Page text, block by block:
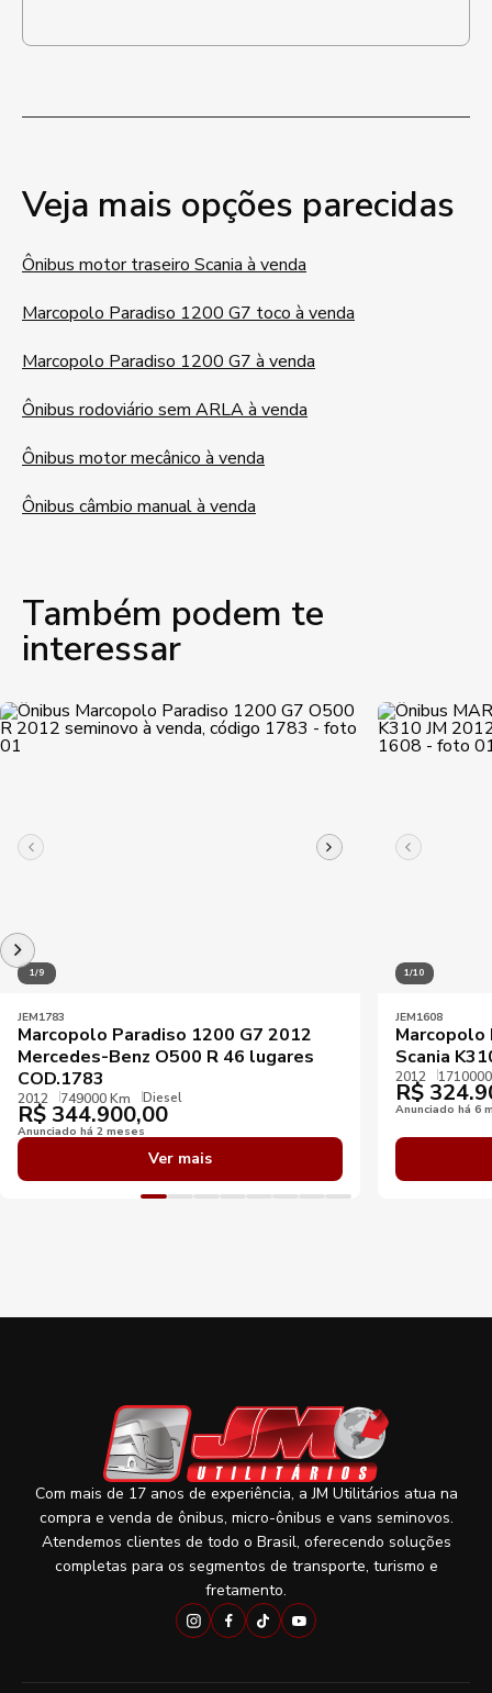
Veja mais opções parecidas
Ônibus motor traseiro Scania à venda
Marcopolo Paradiso 1200 G7 toco à venda
Marcopolo Paradiso 1200 G7 à venda
Ônibus rodoviário sem ARLA à venda
Ônibus motor mecânico à venda
Ônibus câmbio manual à venda
Também podem te
interessar
1/9
JEM1783
Marcopolo Paradiso 1200 G7 2012
Mercedes-Benz O500 R 46 lugares
COD.1783
2012 749000 Km Diesel
R$ 344.900,00
Anunciado há 2 meses
Ver mais
1/10
JEM1608
Marcopolo
Scania
2012
R$
Anunciado há 6
Com mais de 17 anos de experiência, a JM Utilitários atua na
compra e venda de ônibus, micro-ônibus e vans seminovos.
Atendemos clientes de todo o Brasil, oferecendo soluções
completas para os segmentos de transporte, turismo e
fretamento.